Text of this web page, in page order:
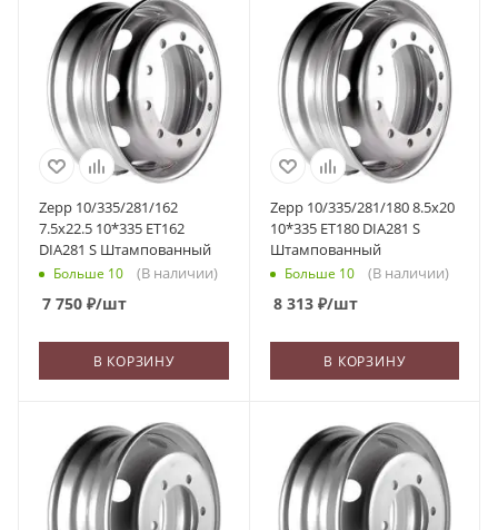
Zepp 10/335/281/162
7.5x22.5 10*335 ET162
DIA281 S Штампованный
Больше 10 (В наличии)
7 750 ₽/шт
В КОРЗИНУ
Zepp 10/335/281/180 8.5x20
10*335 ET180 DIA281 S
Штампованный
Больше 10 (В наличии)
8 313₽/шт
В КОРЗИНУ